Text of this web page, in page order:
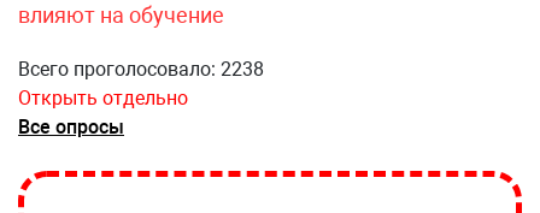
влияют на обучение
Всего проголосовало: 2238
Открыть отдельно
Все опросы